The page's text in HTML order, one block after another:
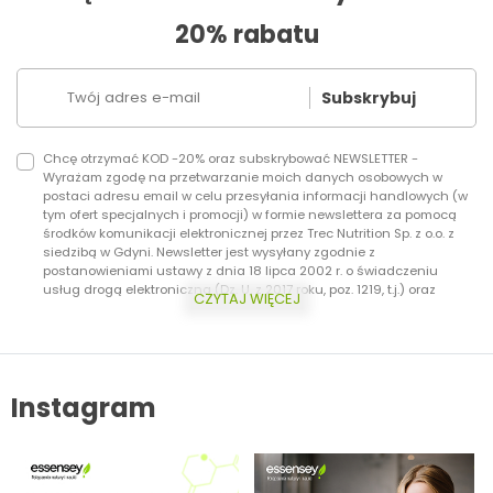
20% rabatu
Subskrybuj
Chcę otrzymać KOD -20% oraz subskrybować NEWSLETTER -
Wyrażam zgodę na przetwarzanie moich danych osobowych w
postaci adresu email w celu przesyłania informacji handlowych (w
tym ofert specjalnych i promocji) w formie newslettera za pomocą
środków komunikacji elektronicznej przez Trec Nutrition Sp. z o.o. z
siedzibą w Gdyni. Newsletter jest wysyłany zgodnie z
postanowieniami ustawy z dnia 18 lipca 2002 r. o świadczeniu
usług drogą elektroniczną (Dz. U. z 2017 roku, poz. 1219, t.j.) oraz
ustawy z dnia 16 lipca 2004 r. Prawo telekomunikacyjne (Dz.U. z 2017
CZYTAJ WIĘCEJ
Instagram